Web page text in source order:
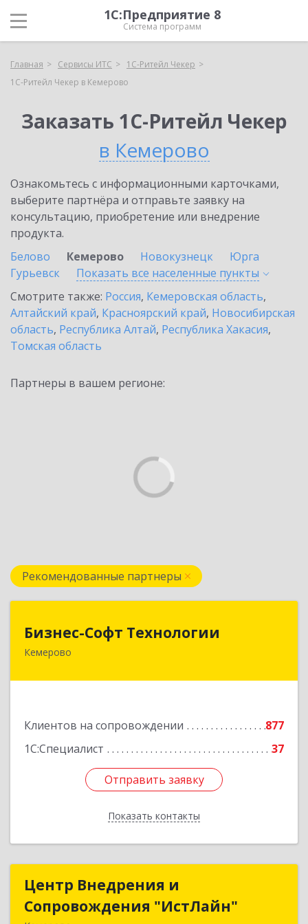
1С:Предприятие 8
Система программ
Главная Сервисы ИТС
1C-Ритейл Чекер
1C-Ритейл Чекер в Кемерово
Заказать 1C-Ритейл Чекер
в Кемерово
Ознакомьтесь с информационными карточками,
выберите партнёра и отправьте заявку на
консультацию, приобретение или внедрение
продукта.
Белово
Кемерово Новокузнецк
Юрга
Гурьевск
Показать все населенные пункты
Смотрите также: Россия, Кемеровская область,
Алтайский край, Красноярский край, Новосибирская
область, Республика Алтай, Республика Хакасия,
Томская область
Партнеры в вашем регионе:
Рекомендованные партнеры
Бизнес-Софт Технологии
Кемерово
Клиентов на сопровождении
877
1С:Специалист
37
Отправить заявку
Показать контакты
Бизнес-Софт Технологии
650992, Кемеровская область - Кузбасс обл,
Отправить заявку
Назад
Центр Внедрения и
Сопровождения "ИстЛайн"
Центр Внедрения и
Сопровождения "ИстЛайн"